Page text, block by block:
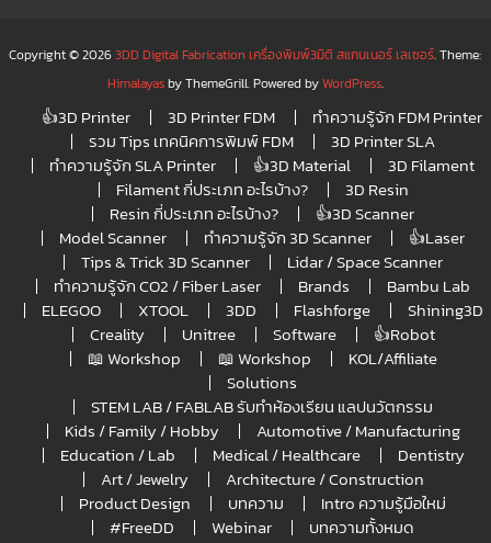
Copyright © 20263DD Digital Fabrication เครื่องพิมพ์3มิติ สแกนเนอร์ เลเซอร์. Theme:
Himalayasby ThemeGrill. Powered byWordPress.
👍3D Printer 3D Printer FDM
ทำความรู้จัก FDM Printer
รวม Tips เทคนิคการพิมพ์ FDM
3D Printer SLA
ทำความรู้จัก SLA Printer
👍3D Material
3D Filament
Filament กี่ประเภท อะไรบ้าง?
3D Resin
Resin กี่ประเภท อะไรบ้าง?
👍3D Scanner
Model Scanner
ทำความรู้จัก 3D Scanner
👍Laser
Tips & Trick 3D Scanner
Lidar / Space Scanner
ทำความรู้จัก CO2 / Fiber Laser
Brands
Bambu Lab
ELEGOO
XTOOL 3DD Flashforge
Shining3D
Creality
Unitree Software
👍Robot
📖 Workshop
📖 Workshop
KOL/Affiliate
Solutions
STEM LAB / FABLAB รับทำห้องเรียน แลปนวัตกรรม
Kids / Family / Hobby
Automotive / Manufacturing
Education / Lab
Medical / Healthcare
Dentistry
Art / Jewelry
Architecture / Construction
Product Design
บทความ
Intro ความรู้มือใหม่
#FreeDD
Webinar
บทความทั้งหมด